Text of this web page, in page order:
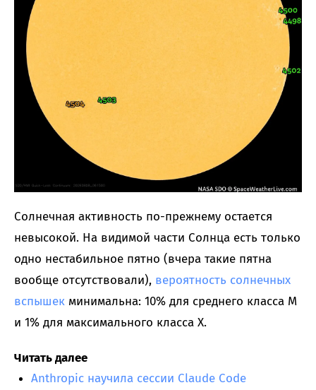
Солнечная активность по-прежнему остается
невысокой. На видимой части Солнца есть только
одно нестабильное пятно (вчера такие пятна
вообще отсутствовали), вероятность солнечных
вспышек минимальна: 10% для среднего класса M
и 1% для максимального класса X.
Читать далее
Anthropic научила сессии Claude Code